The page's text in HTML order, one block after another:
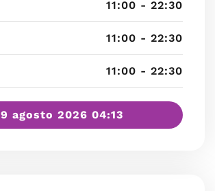
11:00 - 22:30
11:00 - 22:30
11:00 - 22:30
9 agosto 2026 04:13